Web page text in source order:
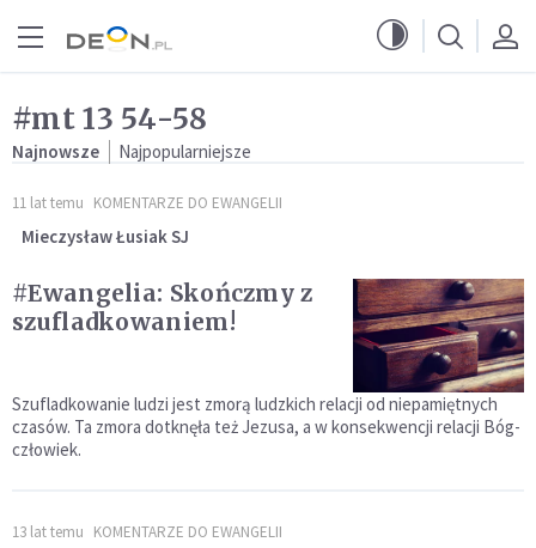
#mt 13 54-58
Najnowsze Najpopularniejsze
11 lat temu KOMENTARZE DO EWANGELII
Mieczysław Łusiak SJ
#Ewangelia: Skończmy z
szufladkowaniem!
Szufladkowanie ludzi jest zmorą ludzkich relacji od niepamiętnych
czasów. Ta zmora dotknęła też Jezusa, a w konsekwencji relacji Bóg-
człowiek.
13 lat temu KOMENTARZE DO EWANGELII